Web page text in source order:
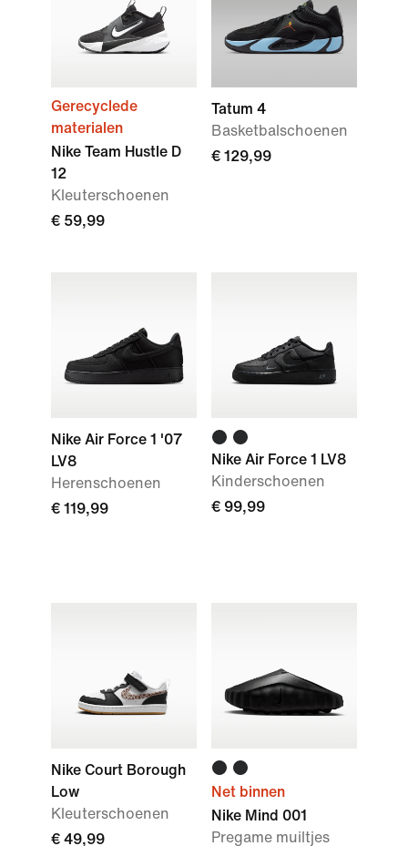
Gerecyclede
materialen
Nike Team Hustle D
12
Kleuterschoenen
€ 59,99
Tatum 4
Basketbalschoenen
€ 129,99
Nike Air Force 1 '07
LV8
Herenschoenen
€ 119,99
Nike Air Force 1 LV8
Kinderschoenen
€ 99,99
Nike Court Borough
Low
Kleuterschoenen
€ 49,99
Net binnen
Nike Mind 001
Pregame muiltjes